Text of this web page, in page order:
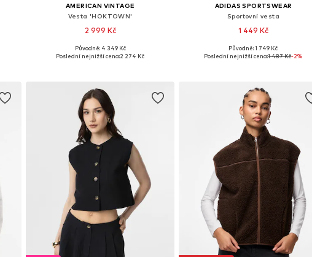
AMERICAN VINTAGE
Vesta 'HOKTOWN'
2 999 Kč
Dostupné velikosti: XS-S, M-L
Původně: 4 349 Kč
Poslední nejnižší cena:2 274 Kč
ADIDAS SPORTSWEAR
Sportovní vesta
1 449 Kč
Dostupné velikosti: XS, S, M, L, XL
Původně: 1 749 Kč
Poslední nejnižší cena:1 487 Kč-2%